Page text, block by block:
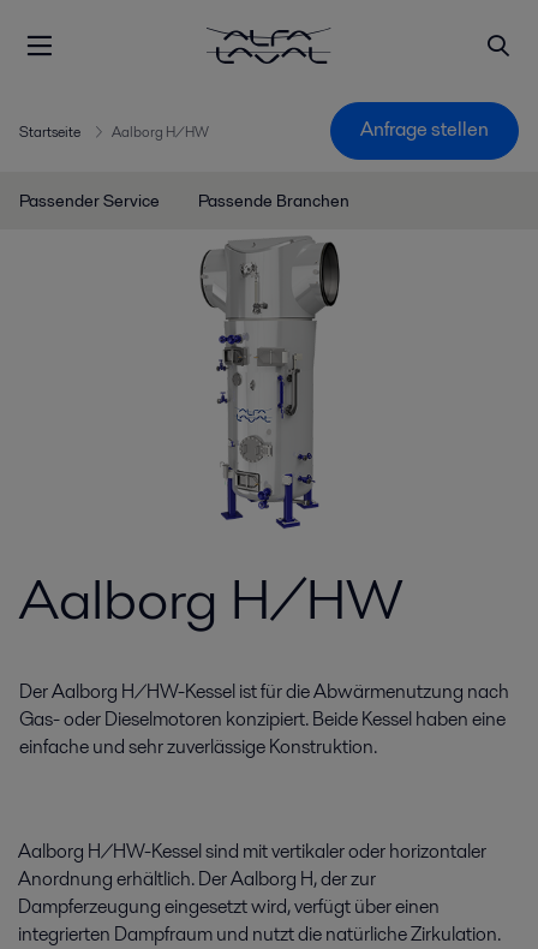
Startseite Aalborg H/HW Anfrage stellen
Passender Service Passende Branchen
Aalborg H/HW
Der Aalborg H/HW-Kessel ist für die Abwärmenutzung nach
Gas- oder Dieselmotoren konzipiert. Beide Kessel haben eine
einfache und sehr zuverlässige Konstruktion.
Aalborg H/HW-Kessel sind mit vertikaler oder horizontaler
Anordnung erhältlich. Der Aalborg H, der zur
Dampferzeugung eingesetzt wird, verfügt über einen
integrierten Dampfraum und nutzt die natürliche Zirkulation.